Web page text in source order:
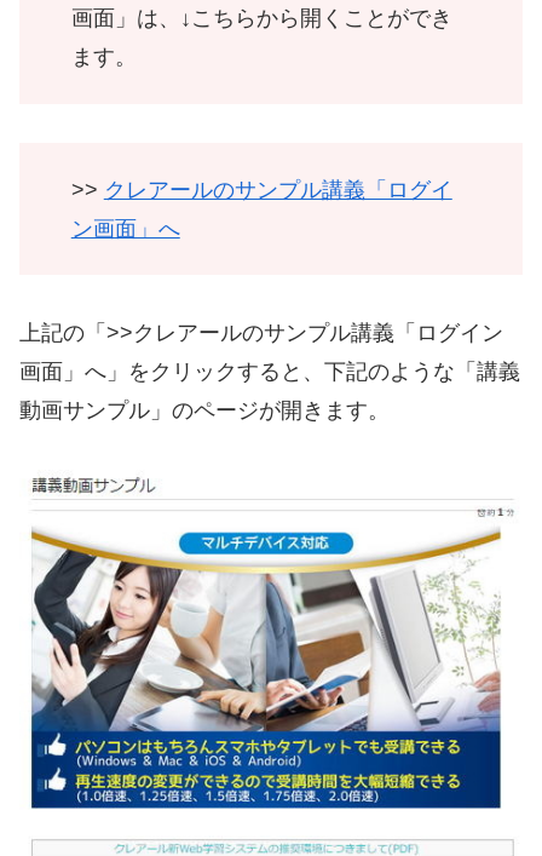
画面」は、↓こちらから開くことができ
ます。
>> クレアールのサンプル講義「ログイ
ン画面」へ
上記の「>>クレアールのサンプル講義「ログイン
画面」へ」をクリックすると、下記のような「講義
動画サンプル」のページが開きます。